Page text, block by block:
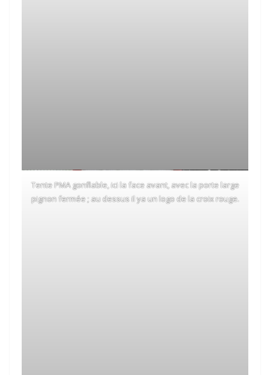
Tente PMA gonflable, ici la face avant, avec la porte large
pignon fermée ; au dessus il ya un logo de la croix rouge.